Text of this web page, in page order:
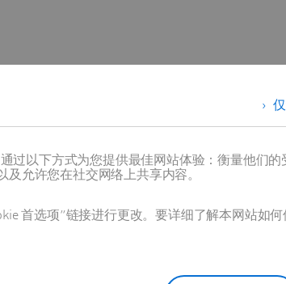
过以下方式为您提供最佳网站体验：衡量他们
允许您在社交网络上共享内容。
首选项”链接进行更改。要详细了解本网站如